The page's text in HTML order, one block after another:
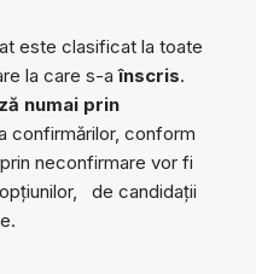
este clasificat la toate
la care s-aînscris.
numai prin
confirmărilor, conform
neconfirmare vor fi
de candidații